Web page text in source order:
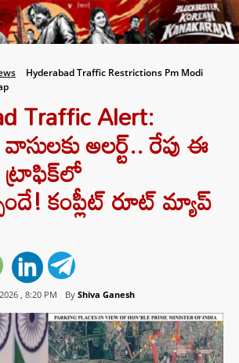
Hyderabad Traffic Restrictions Pm Modi
Traffic Alert:
అలర్ట్.. రేపు ఈ
ట్రాఫిక్‌లో
కంప్లీట్ రూట్ మ్యాప్
, 8:20 PM By Shiva Ganesh